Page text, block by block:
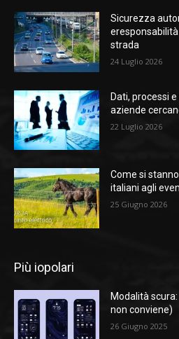
Sicurezza
strada
24 Luglio 2026
Dati, processi
aziende
22 Luglio 2026
Come si
italiani agli
25 Giugno 2026
Più iopolari
Modalità
non conviene)
26 Giugno 2025